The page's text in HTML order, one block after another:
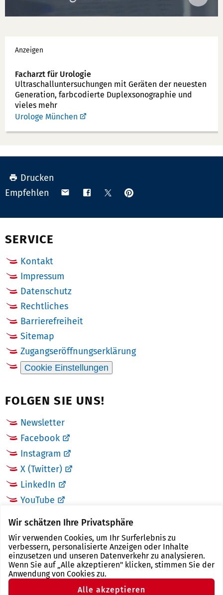
Wir schätzen Ihre Privatsphäre
Wir verwenden Cookies, um Ihr Surferlebnis zu
verbessern, personalisierte Anzeigen oder Inhalte
einzusetzen und unseren Datenverkehr zu analysieren.
Wenn Sie auf „Alle akzeptieren" klicken, stimmen Sie der
Anwendung von Cookies zu.
Alle akzeptieren
Werbung
Anzeigen
Facharzt für Urologie
Ultraschallunter­suchungen mit Geräten der neuesten
Generation, farbcodierte Duplex­sonographie und
vieles mehr
Urologe München
Drucken
Empfehlen
Teilen Teilen TeilenAnpinnen
auf
SERVICE
Kontakt
Impressum
Datenschutz
Rechtliches
Barrierefreiheit
Sitemap
Zugangseröffnungserklärung
Cookie Einstellungen
FOLGEN SIE UNS!
Newsletter
Facebook
Instagram
X (Twitter)
LinkedIn
YouTube
LINKS
Landkreis Zwickau
Tourismusregion Zwickau
Freistaat Sachsen